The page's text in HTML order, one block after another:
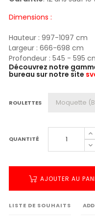
Dimensions :
Hauteur : 997-1097 cm
Largeur : 666-698 cm
Profondeur : 545 - 595
Découvrez notre
bureau sur notre site
ROULETTES
QUANTITÉ
AJOUTER AU
LISTE DE SOUHAITS